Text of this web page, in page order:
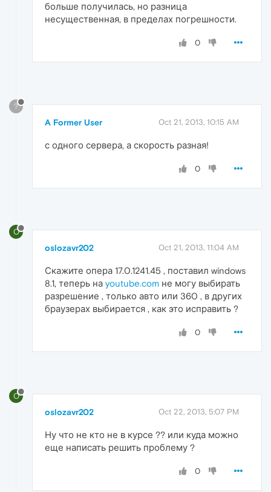
больше получилась, но разница
несущественная, в пределах погрешности.
0
?
A Former User Oct 21, 2013, 10:15 AM
с одного сервера, а скорость разная!
0
O
oslozavr202 Oct 21, 2013, 11:04 AM
Скажите опера 17.0.1241.45 , поставил windows
8.1, теперь на youtube.com не могу выбирать
разрешение , только авто или 360 , в других
браузерах выбирается , как это исправить ?
0
O
oslozavr202 Oct 22, 2013, 5:07 PM
Ну что не кто не в курсе ?? или куда можно
еще написать решить проблему ?
0